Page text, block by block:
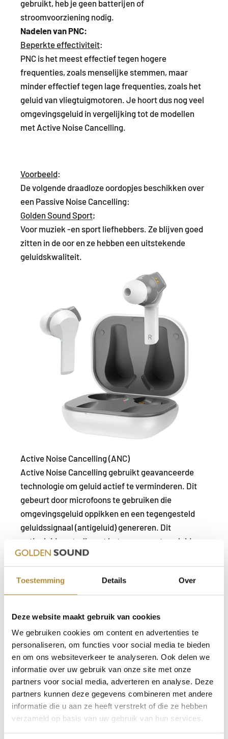
Toestemming Details Over
Deze website maakt gebruik van cookies
We gebruiken cookies om content en advertenties te
personaliseren, om functies voor social media te bieden
en om ons websiteverkeer te analyseren. Ook delen we
informatie over uw gebruik van onze site met onze
partners voor social media, adverteren en analyse. Deze
partners kunnen deze gegevens combineren met andere
informatie die u aan ze heeft verstrekt of die ze hebben
verzameld op basis van uw gebruik van hun services.
gebruikt, heb je geen batterijen of
stroomvoorziening nodig.
Nadelen van PNC:
Beperkte effectiviteit:
PNC is het meest effectief tegen hogere
frequenties, zoals menselijke stemmen, maar
minder effectief tegen lage frequenties, zoals het
geluid van vliegtuigmotoren. Je hoort dus nog veel
omgevingsgeluid in vergelijking tot de modellen
met Active Noise Cancelling.
Voorbeeld:
De volgende draadloze oordopjes beschikken over
een Passive Noise Cancelling:
Golden Sound Sport;
Voor muziek -en sport liefhebbers. Ze blijven goed
zitten in de oor en ze hebben een uitstekende
geluidskwaliteit.
Active Noise Cancelling (ANC)
Active Noise Cancelling gebruikt geavanceerde
technologie om geluid actief te verminderen. Dit
gebeurt door microfoons te gebruiken die
omgevingsgeluid oppikken en een tegengesteld
geluidssignaal (antigeluid) genereren. Dit
antigeluid neutraliseert het ongewenste geluid,
waardoor je een stillere luisterervaring krijgt.
Voordelen van ANC:
Superieure geluidsreductie:
ANC is zeer effectief tegen een breed scala aan
gebrom van een vliegtuig of het gerommel van
treinwielen.
Verbeterde luisterervaring :
Door het elimineren van achtergrondgeluid kun je
je beter concentreren op je muziek, podcasts of
gesprekken.